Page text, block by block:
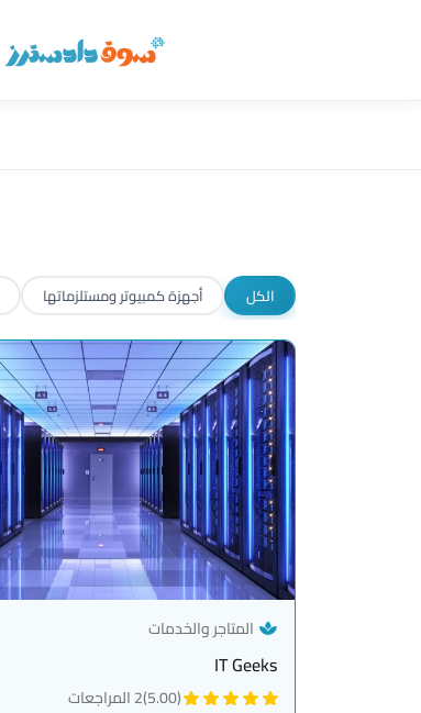
سوق دادسترز الرئيسية
الكل أجهزة كمبيوتر ومستلزماتها
المتاجر والخدمات— category link
IT Geeks
(5.00) 2 المراجعات